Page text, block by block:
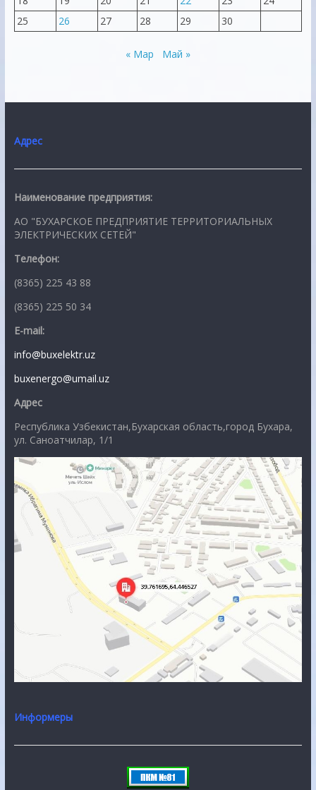
25
26 27 28 29 30
« Мар Май »
Адрес
Наименование предприятия:
АО "БУХАРСКОЕ ПРЕДПРИЯТИЕ ТЕРРИТОРИАЛЬНЫХ
ЭЛЕКТРИЧЕСКИХ СЕТЕЙ"
Телефон:
(8365) 225 43 88
(8365) 225 50 34
E-mail:
info@buxelektr.uz
buxenergo@umail.uz
Адрес
Республика Узбекистан,Бухарская область,город Бухара,
ул. Саноатчилар, 1/1
Информеры